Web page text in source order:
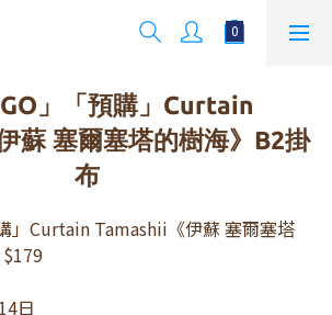
」「預購」Curtain
蘇 塞爾塞塔的樹海》B2掛
布
購」Curtain Tamashii《伊蘇 塞爾塞塔
日